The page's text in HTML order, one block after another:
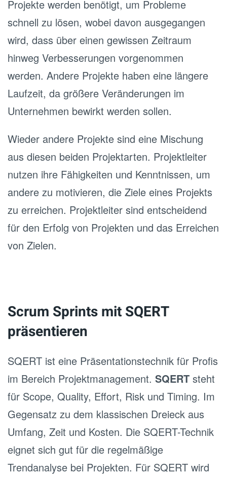
Projekte werden benötigt, um Probleme
schnell zu lösen, wobei davon ausgegangen
wird, dass über einen gewissen Zeitraum
hinweg Verbesserungen vorgenommen
werden. Andere Projekte haben eine längere
Laufzeit, da größere Veränderungen im
Unternehmen bewirkt werden sollen.
Wieder andere Projekte sind eine Mischung
aus diesen beiden Projektarten. Projektleiter
nutzen ihre Fähigkeiten und Kenntnissen, um
andere zu motivieren, die Ziele eines Projekts
zu erreichen. Projektleiter sind entscheidend
für den Erfolg von Projekten und das Erreichen
von Zielen.
Scrum Sprints mit SQERT
präsentieren
SQERT ist eine Präsentationstechnik für Profis
im Bereich Projektmanagement. SQERT steht
für Scope, Quality, Effort, Risk und Timing. Im
Gegensatz zu dem klassischen Dreieck aus
Umfang, Zeit und Kosten. Die SQERT-Technik
eignet sich gut für die regelmäßige
Trendanalyse bei Projekten. Für SQERT wird